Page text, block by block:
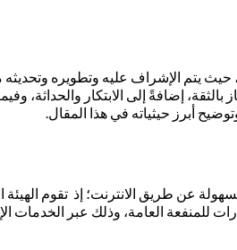
حيث يتم الإشراف عليه وتطويره
إضافةً إلى الابتكار والحداثة،
أبرز حيثياته في هذا المقال.
عن طريق الانترنت؛ إذ تقوم
العامة، وذلك عبر الخدمات